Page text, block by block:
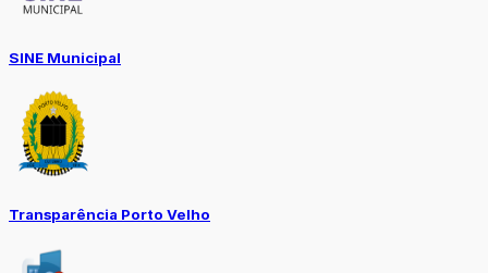
SINE Municipal
Transparência Porto Velho